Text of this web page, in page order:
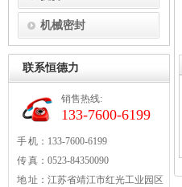
机械密封
联系恒德力
销售热线:
133-7600-6199
手 机：133-7600-6199
传 真：0523-84350090
地 址：江苏省靖江市红光工业园区